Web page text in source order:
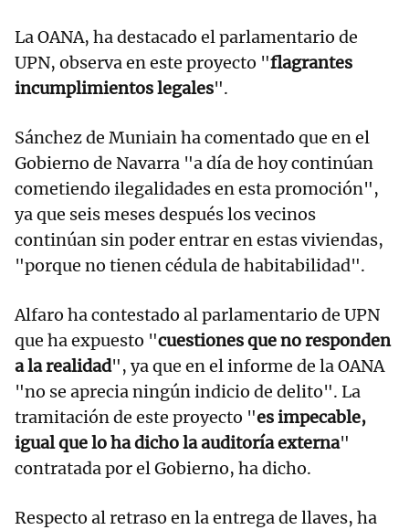
La OANA, ha destacado el parlamentario de
UPN, observa en este proyecto "flagrantes
incumplimientos legales".
Sánchez de Muniain ha comentado que en el
Gobierno de Navarra "a día de hoy continúan
cometiendo ilegalidades en esta promoción",
ya que seis meses después los vecinos
continúan sin poder entrar en estas viviendas,
"porque no tienen cédula de habitabilidad".
Alfaro ha contestado al parlamentario de UPN
que ha expuesto "cuestiones que no responden
a la realidad", ya que en el informe de la OANA
"no se aprecia ningún indicio de delito". La
tramitación de este proyecto "es impecable,
igual que lo ha dicho la auditoría externa"
contratada por el Gobierno, ha dicho.
Respecto al retraso en la entrega de llaves, ha